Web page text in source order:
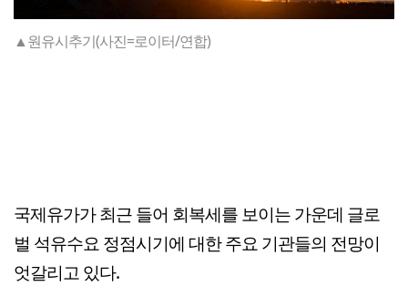
▲원유시추기(사진=로이터/연합)
국제유가가 최근 들어 회복세를 보이는 가운데 글로
벌 석유수요 정점시기에 대한 주요 기관들의 전망이
엇갈리고 있다.